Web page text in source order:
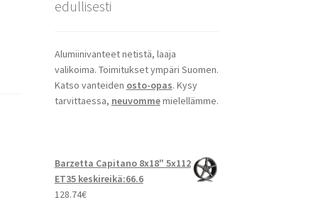
edullisesti
Alumiinivanteet netistä, laaja
valikoima. Toimitukset ympäri Suomen.
Katso vanteiden osto-opas. Kysy
tarvittaessa, neuvommemielellämme.
Barzetta Capitano 8x18" 5x112
ET35 keskireikä:66.6
128.74€